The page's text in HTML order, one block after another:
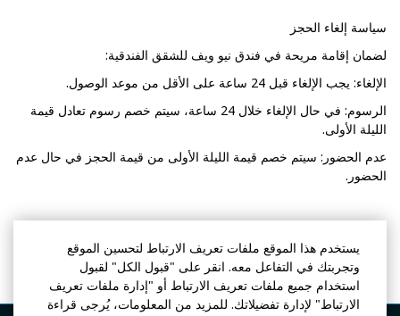
يستخدم هذا الموقع ملفات تعريف الارتباط لتحسين الموقع
وتجربتك في التفاعل معه. انقر على "قبول الكل" لقبول
استخدام جميع ملفات تعريف الارتباط أو "إدارة ملفات تعريف
الارتباط" لإدارة تفضيلاتك. للمزيد من المعلومات، يُرجى قراءة
سياسة إلغاء الحجز
لضمان إقامة مريحة في فندق نيو ويف للشقق الفندقية:
الإلغاء: يجب الإلغاء قبل 24 ساعة على الأقل من موعد الوصول.
الرسوم: في حال الإلغاء خلال 24 ساعة، سيتم خصم رسوم تعادل قيمة
الليلة الأولى.
عدم الحضور: سيتم خصم قيمة الليلة الأولى من قيمة الحجز في حال عدم
الحضور.